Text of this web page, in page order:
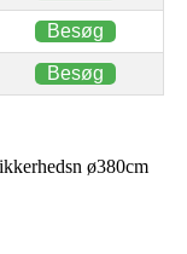
Besøg
Besøg
ø380cm